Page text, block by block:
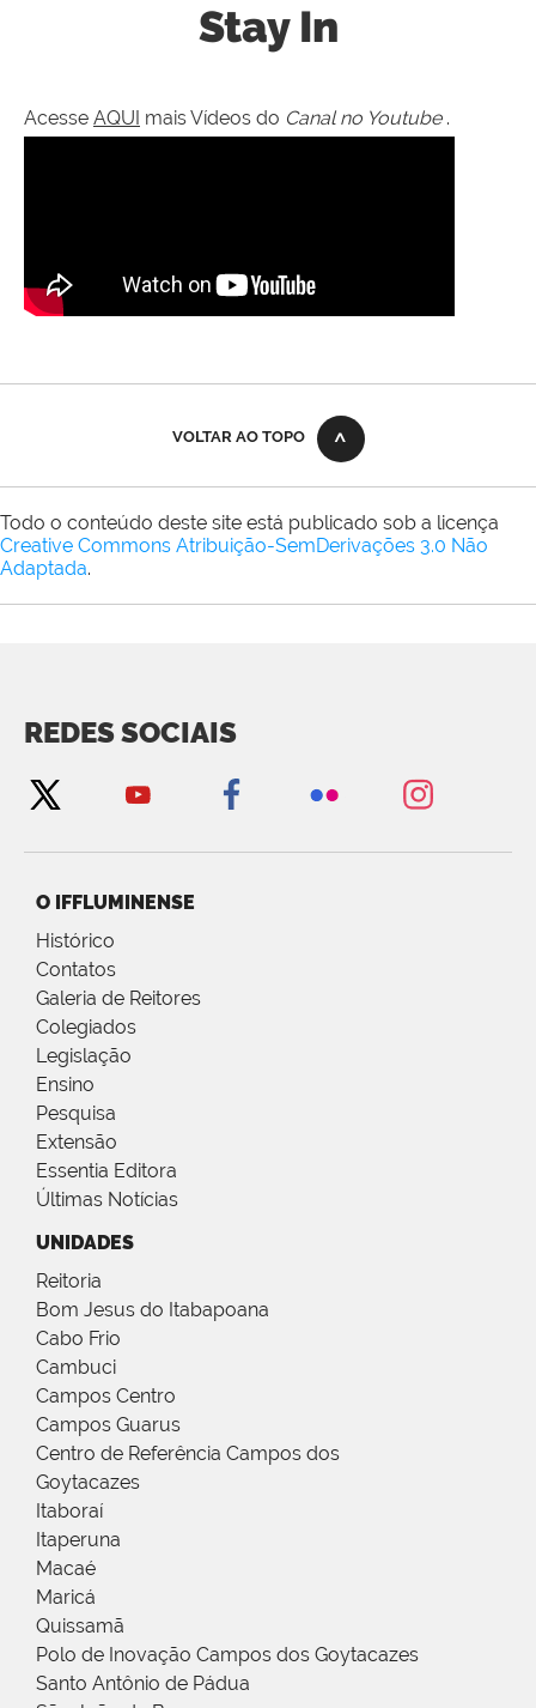
Stay In
Acesse AQUI mais Vídeos do Canal no Youtube .
VOLTAR AO TOPO
Todo o conteúdo deste site está publicado sob a licença
Creative Commons Atribuição-SemDerivações 3.0 Não
Adaptada.
REDES SOCIAIS
O IFFLUMINENSE
Histórico
Contatos
Galeria de Reitores
Colegiados
Legislação
Ensino
Pesquisa
Extensão
Essentia Editora
Últimas Notícias
UNIDADES
Reitoria
Bom Jesus do Itabapoana
Cabo Frio
Cambuci
Campos Centro
Campos Guarus
Centro de Referência Campos dos
Goytacazes
Itaboraí
Itaperuna
Macaé
Maricá
Quissamã
Polo de Inovação Campos dos Goytacazes
Santo Antônio de Pádua